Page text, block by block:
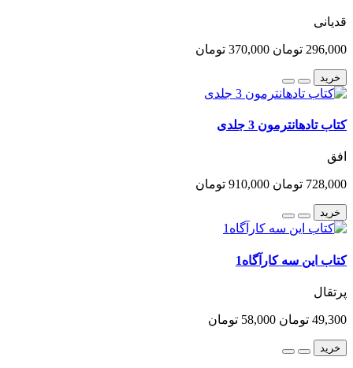
قدیانی
296,000 تومان 370,000 تومان
خرید
کتاب تادهانترمون 3 جلدی
افق
728,000 تومان 910,000 تومان
خرید
کتاب این سه کارآگاه1
پرتقال
49,300 تومان 58,000 تومان
خرید